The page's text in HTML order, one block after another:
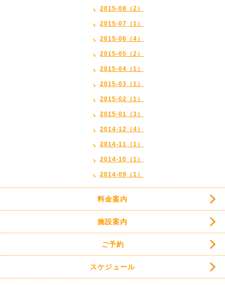
2015-08（2）
2015-07（1）
2015-06（4）
2015-05（2）
2015-04（1）
2015-03（1）
2015-02（1）
2015-01（3）
2014-12（4）
2014-11（1）
2014-10（1）
2014-09（1）
料金案内
施設案内
ご予約
スケジュール